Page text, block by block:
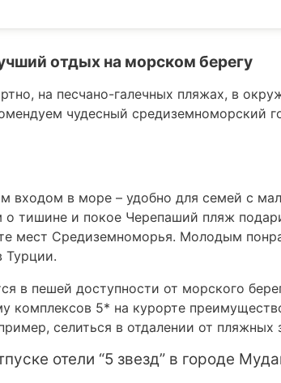
отдых на морском берегу
на песчано-галечных пляжах, в
чудесный средиземноморский
входом в море – удобно для семей с
тишине и покое Черепаший пляж
мест Средиземноморья. Молодым
Турции.
в пешей доступности от морского
комплексов 5* на курорте
селиться в отдалении от пляжных
отели “5 звезд” в городе